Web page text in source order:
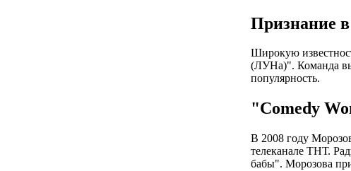
Признание
Широкую
(ЛУНа)". Команда
популярность.
"Comedy
В 2008 году
телеканале ТНТ.
бабы". Морозова